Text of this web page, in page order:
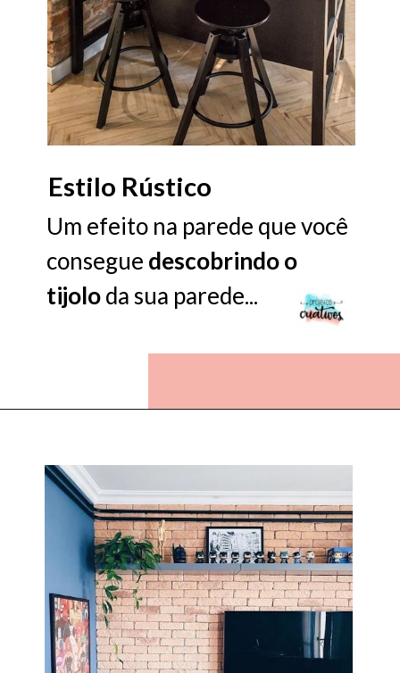
Um efeito na parede que você
consegue descobrindoo
tijoloda sua parede...
Estilo Rústico